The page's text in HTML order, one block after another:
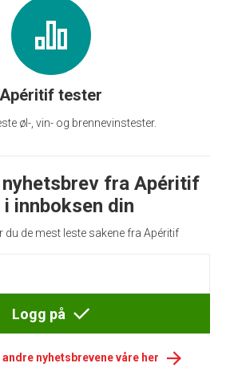
Apéritif tester
øl-, vin- og brennevinstester.
fra Apéritif
innboksen din
du de mest leste sakene fra Apéritif
Logg på
nyhetsbrevene våre her